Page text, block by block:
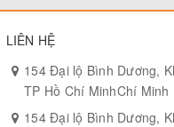
LIÊN HỆ
154 Đại lộ Bình Dương,
TP Hồ Chí MinhChí Minh
154 Đại lộ Bình Dương,